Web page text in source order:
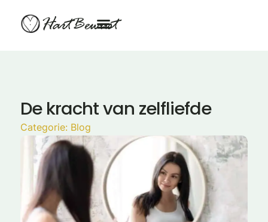
HartBewust
De kracht van zelfliefde
Categorie: Blog